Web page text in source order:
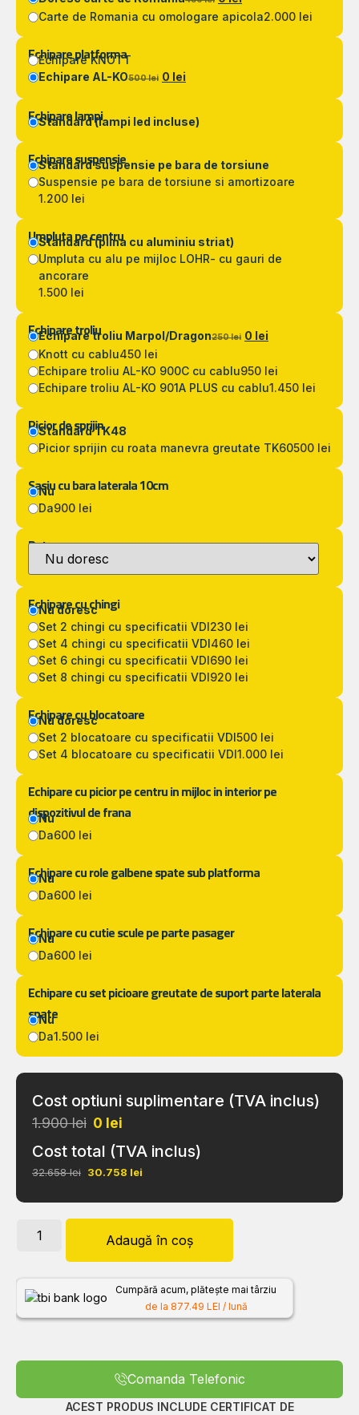
Carte de Romania cu omologare apicola2.000 lei
Echipare platforma
Echipare KNOTT
Echipare AL-KO500 lei 0 lei
Echipare lampi
Standard (lampi led incluse)
Echipare suspensie
Standard suspensie pe bara de torsiune
Suspensie pe bara de torsiune si amortizoare
1.200 lei
Umpluta pe centru
Standard (plina cu aluminiu striat)
Umpluta cu alu pe mijloc LOHR- cu gauri de
ancorare
1.500 lei
Echipare troliu
Echipare troliu Marpol/Dragon250 lei 0 lei
Knott cu cablu450 lei
Echipare troliu AL-KO 900C cu cablu950 lei
Echipare troliu AL-KO 901A PLUS cu cablu1.450 lei
Picior de sprijin
Standard TK48
Picior sprijin cu roata manevra greutate TK60500 lei
Sasiu cu bara laterala 10cm
Nu
Da900 lei
Detarare
Echipare cu chingi
Nu doresc
Set 2 chingi cu specificatii VDI230 lei
Set 4 chingi cu specificatii VDI460 lei
Set 6 chingi cu specificatii VDI690 lei
Set 8 chingi cu specificatii VDI920 lei
Echipare cu blocatoare
Nu doresc
Set 2 blocatoare cu specificatii VDI500 lei
Set 4 blocatoare cu specificatii VDI1.000 lei
Echipare cu picior pe centru in mijloc in interior pe
dispozitivul de frana
Nu
Da600 lei
Echipare cu role galbene spate sub platforma
Nu
Da600 lei
Echipare cu cutie scule pe parte pasager
Nu
Da600 lei
Echipare cu set picioare greutate de suport parte laterala
spate
Nu
Da1.500 lei
Cost optiuni suplimentare (TVA inclus)
1.900 lei 0 lei
Cost total (TVA inclus)
32.658 lei 30.758 lei
Adaugă în coș
Cumpără acum, plătește mai târziu
de la 877.49 LEI / lună
Comanda Telefonic
ACEST PRODUS INCLUDE CERTIFICAT DE